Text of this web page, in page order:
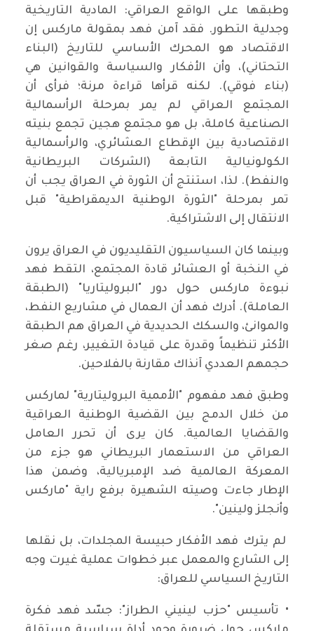
وطبقها على الواقع العراقي: المادية التاريخية
وجدلية التطور. فقد آمن فهد بمقولة ماركس إن
الاقتصاد هو المحرك الأساسي للتاريخ (البناء
التحتاني)، وأن الأفكار والسياسة والقوانين هي
(بناء فوقي). لكنه قرأها قراءة مرنة؛ فرأى أن
المجتمع العراقي لم يمر بمرحلة الرأسمالية
الصناعية كاملة، بل هو مجتمع هجين تجمع بنيته
الاقتصادية بين الإقطاع العشائري، والرأسمالية
الكولونيالية التابعة (الشركات البريطانية
والنفط). لذا، استنتج أن الثورة في العراق يجب أن
تمر بمرحلة "الثورة الوطنية الديمقراطية" قبل
الانتقال إلى الاشتراكية.
وبينما كان السياسيون التقليديون في العراق يرون
في النخبة أو العشائر قادة المجتمع، التقط فهد
نبوءة ماركس حول دور "البروليتاريا" (الطبقة
العاملة). أدرك فهد أن العمال في مشاريع النفط،
والموانئ، والسكك الحديدية في العراق هم الطبقة
الأكثر تنظيماً وقدرة على قيادة التغيير، رغم صغر
حجمهم العددي آنذاك مقارنة بالفلاحين.
وطبق فهد مفهوم "الأممية البروليتارية" لماركس
من خلال الدمج بين القضية الوطنية العراقية
والقضايا العالمية. كان يرى أن تحرر العامل
العراقي من الاستعمار البريطاني هو جزء من
المعركة العالمية ضد الإمبريالية، وضمن هذا
الإطار جاءت وصيته الشهيرة برفع راية "ماركس
وأنجلز ولينين".
لم يترك فهد الأفكار حبيسة المجلدات، بل نقلها
إلى الشارع والمعمل عبر خطوات عملية غيرت وجه
التاريخ السياسي للعراق:
• تأسيس "حزب لينيني الطراز": جسّد فهد فكرة